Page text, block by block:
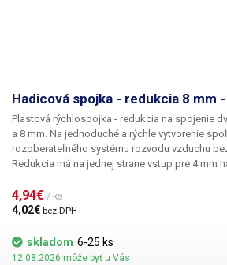
Hadicová spojka - redukcia 8 mm
Plastová rýchlospojka - redukcia na spojenie
a 8 mm. Na jednoduché a rýchle vytvorenie
rozoberateľného systému rozvodu vzduchu
Redukcia má na jednej strane vstup pre 4 mm
a niektorých druhov plynov.
4,94€ / ks
4,02€ bez DPH
skladom 6-25 ks
12.08.2026 môže byť u Vás